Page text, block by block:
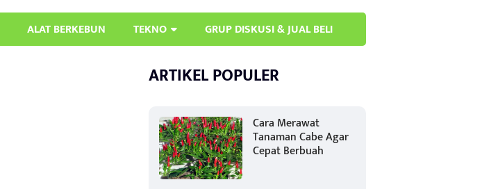
ALAT BERKEBUN TEKNO GRUP DISKUSI & JUAL BELI
ARTIKEL POPULER
Cara Merawat
Tanaman Cabe Agar
Cepat Berbuah